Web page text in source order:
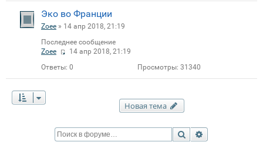
Эко во Франции
Zoee » 14 апр 2018, 21:19
Последнее сообщение
Zoee
14 апр 2018, 21:19
Ответы: 0 Просмотры: 31340
Новая тема
Поиск